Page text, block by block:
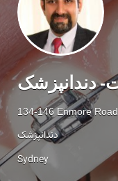
دندانپزشک
134-146 Enmore
دندانپزشک
Sydney